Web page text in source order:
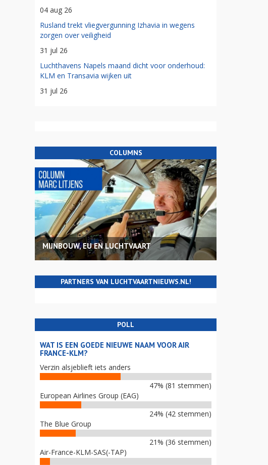
04 aug 26
Rusland trekt vliegvergunning Izhavia in wegens
zorgen over veiligheid
31 jul 26
Luchthavens Napels maand dicht voor onderhoud:
KLM en Transavia wijken uit
31 jul 26
COLUMNS
MIJNBOUW, EU EN LUCHTVAART
PARTNERS VAN LUCHTVAARTNIEUWS.NL!
POLL
WAT IS EEN GOEDE NIEUWE NAAM VOOR AIR
FRANCE-KLM?
Verzin alsjeblieft iets anders
47% (81 stemmen)
European Airlines Group (EAG)
24% (42 stemmen)
The Blue Group
21% (36 stemmen)
Air-France-KLM-SAS(-TAP)